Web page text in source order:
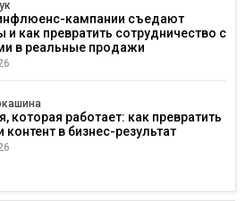
кампании съедают
как превратить сотрудничество с
в реальные продажи
которая работает: как превратить
контент в бизнес-результат